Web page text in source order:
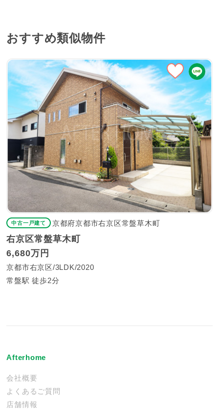
おすすめ類似物件
中古一戸建て 京都府京都市右京区常盤草木町
右京区常盤草木町
6,680万円
京都市右京区 3LDK 2020
常盤駅 徒歩2分
Afterhome
会社概要
よくあるご質問
店舗情報